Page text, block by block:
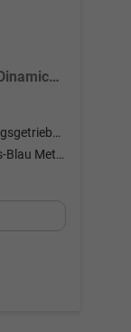
1.5 eTSI DSG Matrix+Kessy+AHK+eHeck+Dinamica+CarPlay+eHeck+GV5
Doppelkupplungsgetriebe (DSG)
[2D2D] Cosmos-Blau Metallic